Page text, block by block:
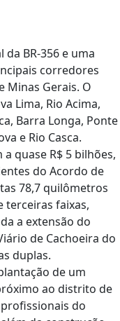
BR-356 e uma
corredores
Minas Gerais. O
Lima, Rio Acima,
Barra Longa, Ponte
e Rio Casca.
quase R$ 5 bilhões,
do Acordo de
78,7 quilômetros
terceiras faixas,
a extensão do
de Cachoeira do
duplas.
de um
ao distrito de
do